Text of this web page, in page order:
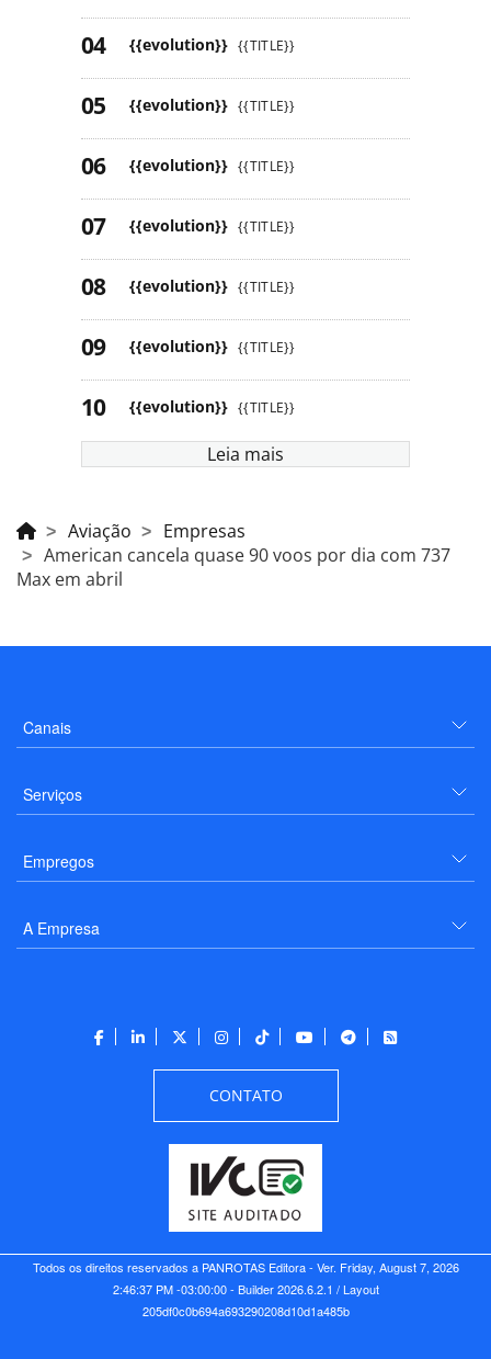
{{evolution}} {{TITLE}}
{{evolution}} {{TITLE}}
{{evolution}} {{TITLE}}
{{evolution}} {{TITLE}}
{{evolution}} {{TITLE}}
{{evolution}} {{TITLE}}
{{evolution}} {{TITLE}}
Leia mais
Aviação
Empresas
American cancela quase 90 voos por dia com 737
Max em abril
Canais
Serviços
Empregos
A Empresa
CONTATO
Todos os direitos reservados a PANROTAS Editora - Ver. Friday, August 7, 2026
2:46:37 PM -03:00:00 - Builder 2026.6.2.1 / Layout
205df0c0b694a693290208d10d1a485b